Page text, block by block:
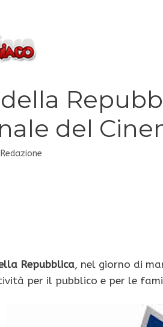
del
Redazione
Repubblica, nel giorno di
per il pubblico e per le